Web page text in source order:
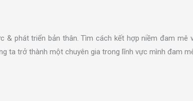
& phát triển bản thân. Tìm cách kết hợp niềm đam
ta trở thành một chuyên gia trong lĩnh vực mình đam